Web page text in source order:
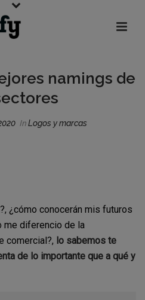
namings de
InLogos y marcas
¿cómo conocerán mis futuros
me diferencio de la
comercial?, lo sabemos te
de lo importante que a qué y